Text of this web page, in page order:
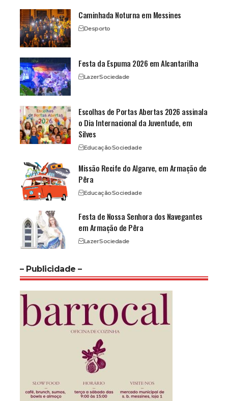
Caminhada Noturna em Messines
Desporto
Festa da Espuma 2026 em Alcantarilha
LazerSociedade
Escolhas de Portas Abertas 2026 assinala
o Dia Internacional da Juventude, em
Silves
EducaçãoSociedade
Missão Recife do Algarve, em Armação de
Pêra
EducaçãoSociedade
Festa de Nossa Senhora dos Navegantes
em Armação de Pêra
LazerSociedade
– Publicidade –